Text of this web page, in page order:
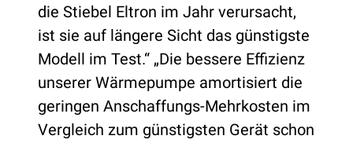
die Stiebel Eltron im Jahr verursacht,
ist sie auf längere Sicht das günstigste
Modell im Test.“ „Die bessere Effizienz
unserer Wärmepumpe amortisiert die
geringen Anschaffungs-Mehrkosten im
Vergleich zum günstigsten Gerät schon